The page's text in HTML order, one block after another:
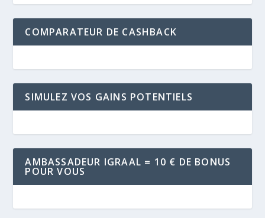
COMPARATEUR DE CASHBACK
SIMULEZ VOS GAINS POTENTIELS
AMBASSADEUR IGRAAL = 10 € DE BONUS
POUR VOUS